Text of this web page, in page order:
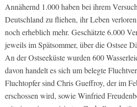
Annähernd 1.000 haben bei ihrem
Deutschland zu fliehen, ihr Leben
noch erheblich mehr. Geschätzte 6.000
jeweils im Spätsommer, über die Ostsee
An der Ostseeküste wurden 600
davon handelt es sich um belegte
Fluchtopfer sind Chris Gueffroy, der im
erschossen wird, sowie Winfried